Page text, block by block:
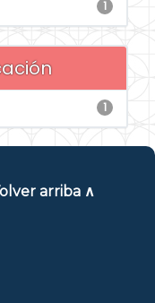
1
1
arriba ∧